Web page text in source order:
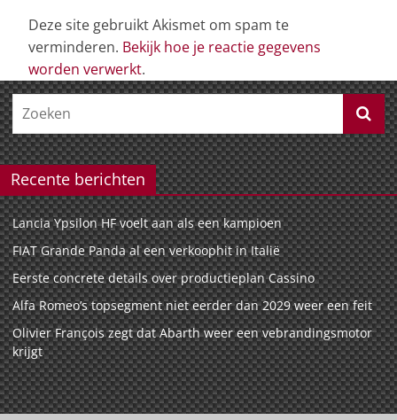
Deze site gebruikt Akismet om spam te
verminderen. Bekijk hoe je reactie gegevens
worden verwerkt.
Recente berichten
Lancia Ypsilon HF voelt aan als een kampioen
FIAT Grande Panda al een verkoophit in Italië
Eerste concrete details over productieplan Cassino
Alfa Romeo’s topsegment niet eerder dan 2029 weer een feit
Olivier François zegt dat Abarth weer een vebrandingsmotor
krijgt